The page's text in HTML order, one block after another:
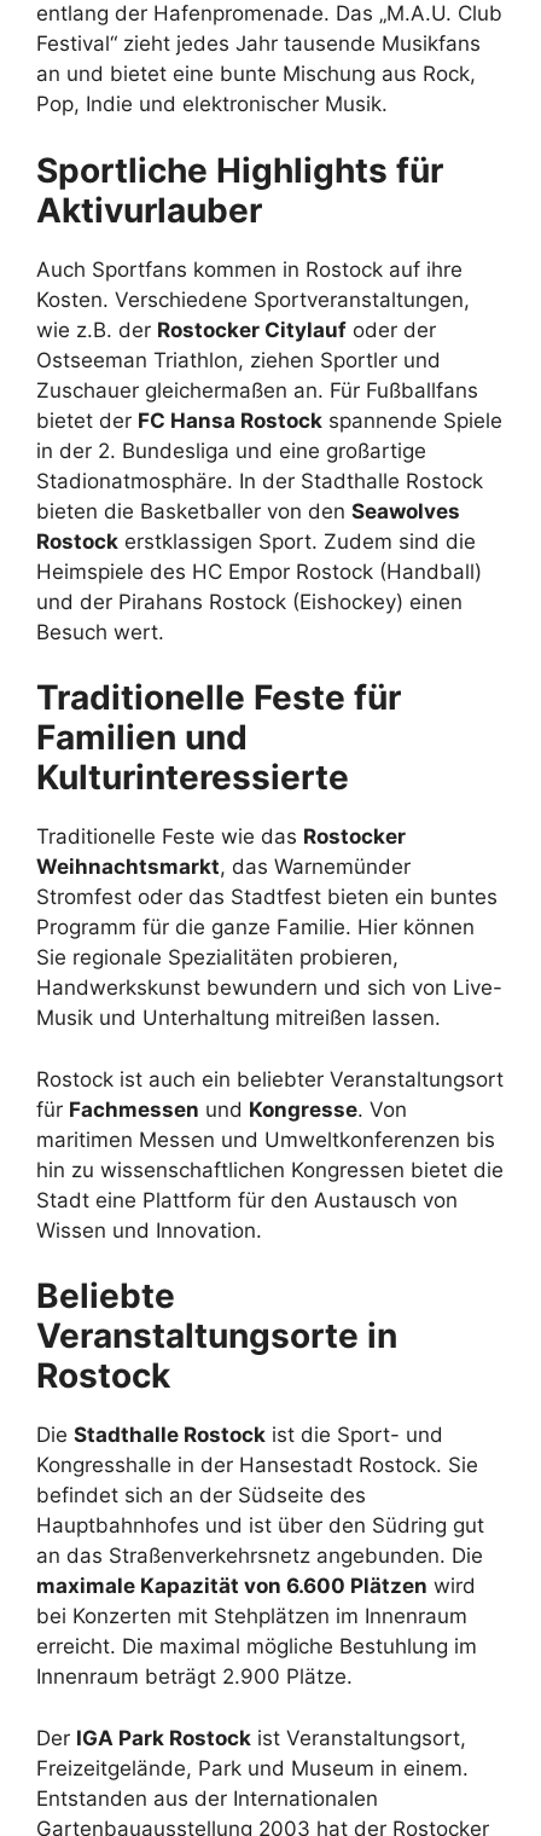
entlang der Hafenpromenade. Das „M.A.U. Club
Festival“ zieht jedes Jahr tausende Musikfans
an und bietet eine bunte Mischung aus Rock,
Pop, Indie und elektronischer Musik.
Sportliche Highlights für
Aktivurlauber
Auch Sportfans kommen in Rostock auf ihre
Kosten. Verschiedene Sportveranstaltungen,
wie z.B. der Rostocker Citylauf oder der
Ostseeman Triathlon, ziehen Sportler und
Zuschauer gleichermaßen an. Für Fußballfans
bietet der FC Hansa Rostock spannende Spiele
in der 2. Bundesliga und eine großartige
Stadionatmosphäre. In der Stadthalle Rostock
bieten die Basketballer von den Seawolves
Rostock erstklassigen Sport. Zudem sind die
Heimspiele des HC Empor Rostock (Handball)
und der Pirahans Rostock (Eishockey) einen
Besuch wert.
Traditionelle Feste für
Familien und
Kulturinteressierte
Traditionelle Feste wie das Rostocker
Weihnachtsmarkt, das Warnemünder
Stromfest oder das Stadtfest bieten ein buntes
Programm für die ganze Familie. Hier können
Sie regionale Spezialitäten probieren,
Handwerkskunst bewundern und sich von Live-
Musik und Unterhaltung mitreißen lassen.
Rostock ist auch ein beliebter Veranstaltungsort
für Fachmessen und Kongresse. Von
maritimen Messen und Umweltkonferenzen bis
hin zu wissenschaftlichen Kongressen bietet die
Stadt eine Plattform für den Austausch von
Wissen und Innovation.
Beliebte
Veranstaltungsorte in
Rostock
Die Stadthalle Rostock ist die Sport- und
Kongresshalle in der Hansestadt Rostock. Sie
befindet sich an der Südseite des
Hauptbahnhofes und ist über den Südring gut
an das Straßenverkehrsnetz angebunden. Die
maximale Kapazität von 6.600 Plätzen wird
bei Konzerten mit Stehplätzen im Innenraum
erreicht. Die maximal mögliche Bestuhlung im
Innenraum beträgt 2.900 Plätze.
Der IGA Park Rostock ist Veranstaltungsort,
Freizeitgelände, Park und Museum in einem.
Entstanden aus der Internationalen
Gartenbauausstellung 2003 hat der Rostocker